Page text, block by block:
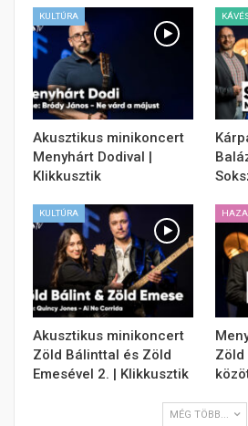
KULTÚRA
Akusztikus minikoncert
Menyhárt Dodival |
Klikkusztik
KULTÚRA
Akusztikus minikoncert
Zöld Bálinttal és Zöld
Emesével 2. | Klikkusztik
HAZAI
Zöld
MÉG TÖBB...